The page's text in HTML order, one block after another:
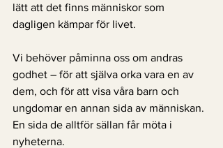
lätt att det finns människor som
dagligen kämpar för livet.
Vi behöver påminna oss om andras
godhet – för att själva orka vara en av
dem, och för att visa våra barn och
ungdomar en annan sida av människan.
En sida de alltför sällan får möta i
nyheterna.